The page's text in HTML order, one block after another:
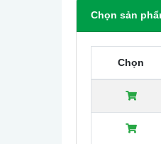
Weight:
Agency
Chọn sản
Chọn